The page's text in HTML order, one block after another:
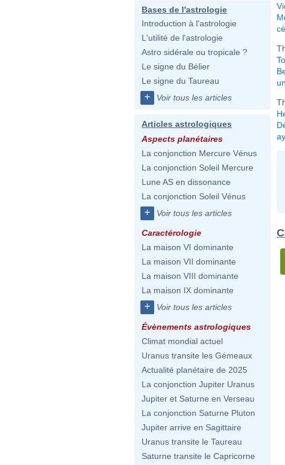
Bases de l'astrologie
Introduction à l'astrologie
L'utilité de l'astrologie
Astro sidérale ou tropicale ?
Le signe du Bélier
Le signe du Taureau
+ Voir tous les articles
Articles astrologiques
Aspects planétaires
La conjonction Mercure Vénus
La conjonction Soleil Mercure
Lune AS en dissonance
La conjonction Soleil Vénus
+ Voir tous les articles
Caractérologie
La maison VI dominante
La maison VII dominante
La maison VIII dominante
La maison IX dominante
+ Voir tous les articles
Évènements astrologiques
Climat mondial actuel
Uranus transite les Gémeaux
Actualité planétaire de 2025
La conjonction Jupiter Uranus
Jupiter et Saturne en Verseau
La conjonction Saturne Pluton
Jupiter arrive en Sagittaire
Uranus transite le Taureau
Saturne transite le Capricorne